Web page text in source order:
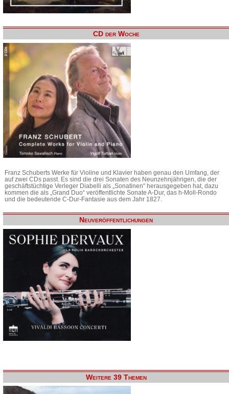
CD der Woche
Franz Schuberts Werke für Violine und Klavier haben genau den Umfang, der
auf zwei CDs passt. Es sind die drei Sonaten des Neunzehnjährigen, die der
geschäftstüchtige Verleger Diabelli als „Sonatinen“ herausgegeben hat, dazu
kommen die als „Grand Duo“ veröffentlichte Sonate A-Dur, das h-Moll-Rondo
und die bedeutende C-Dur-Fantasie aus dem Jahr 1827.
Neuveröffentlichungen
Weitere 39 Themen